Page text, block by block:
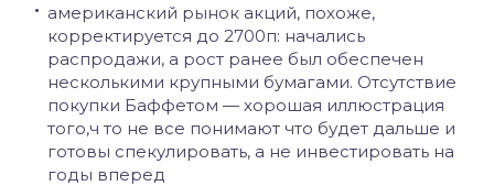
американский рынок акций, похоже,
корректируется до 2700п: начались
распродажи, а рост ранее был обеспечен
несколькими крупными бумагами. Отсутствие
покупки Баффетом — хорошая иллюстрация
того,ч то не все понимают что будет дальше и
готовы спекулировать, а не инвестировать на
годы вперед